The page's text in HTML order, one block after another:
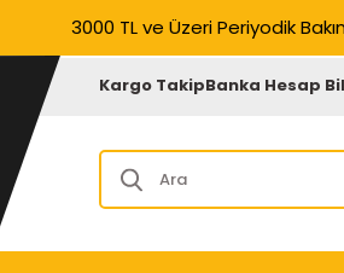
3000 TL ve Üzeri Periyodik
Kargo TakipBanka Hesap